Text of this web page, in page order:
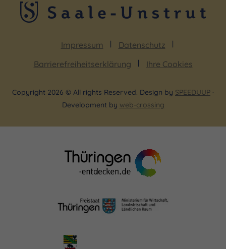
Impressum
Datenschutz
Barrierefreiheitserklärung
Ihre Cookies
Copyright 2026 © All rights Reserved. Design by SPEEDUUP ·
Development by web-crossing